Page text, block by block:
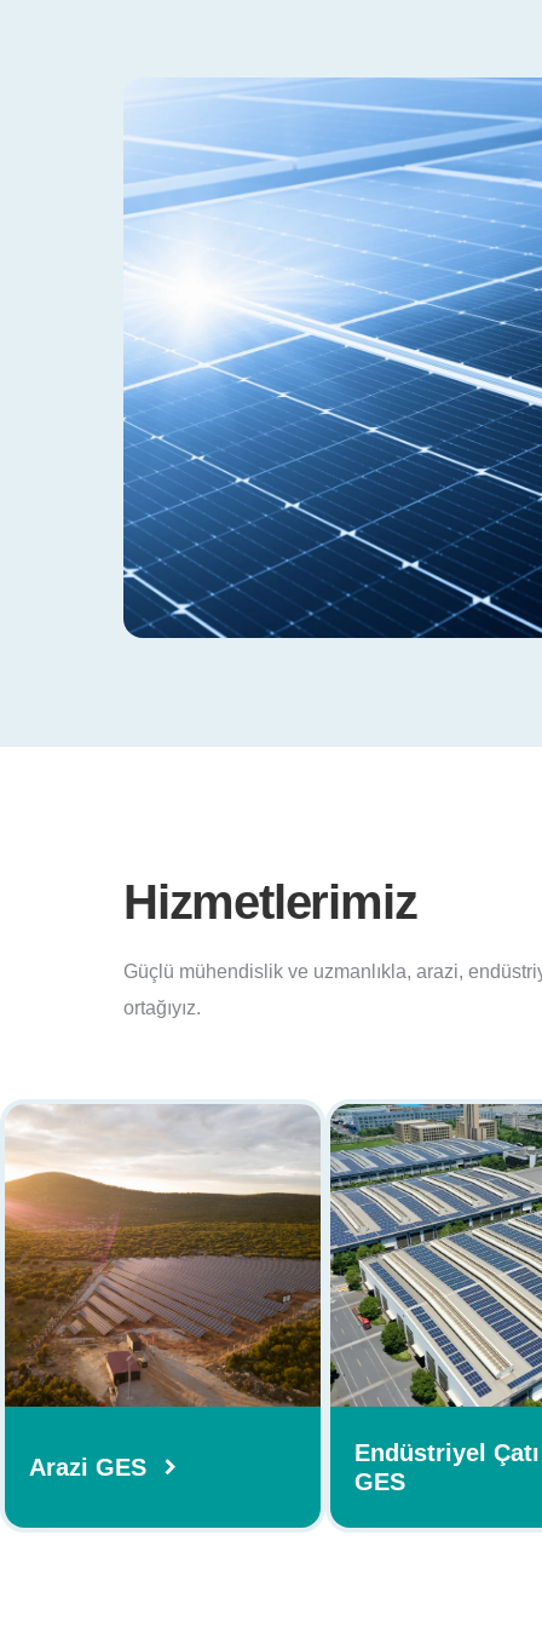
Hizmetlerimiz
Güçlü mühendislik ve uzmanlıkla, arazi,
ortağıyız.
Arazi GES
Endüstriyel Çatı
GES